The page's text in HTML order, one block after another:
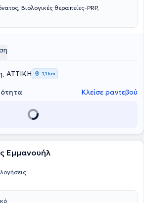
Βιολογικές θεραπείες-PRP,
ΑΤΤΙΚΗ 1,1 km
Κλείσε ραντεβού
Εμμανουήλ